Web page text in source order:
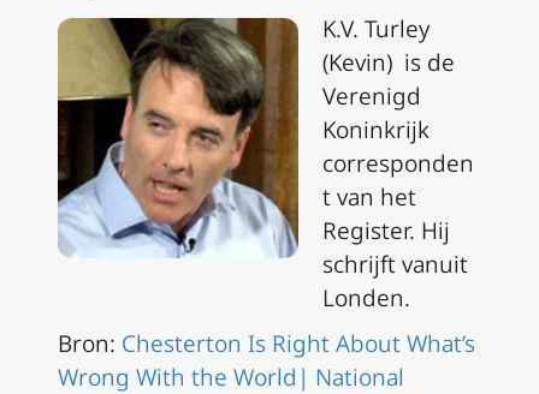
K.V. Turley
(Kevin) is de
Verenigd
Koninkrijk
corresponden
t van het
Register. Hij
schrijft vanuit
Londen.
Bron: Chesterton Is Right About What’s
Wrong With the World| National